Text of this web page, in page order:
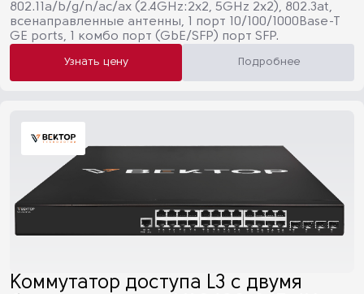
802.11a/b/g/n/ac/ax (2.4GHz:2х2, 5GHz 2x2), 802.3at,
всенаправленные антенны, 1 порт 10/100/1000Base-T
GE ports, 1 комбо порт (GbE/SFP) порт SFP.
Узнать цену Подробнее
Коммутатор доступа L3 с двумя